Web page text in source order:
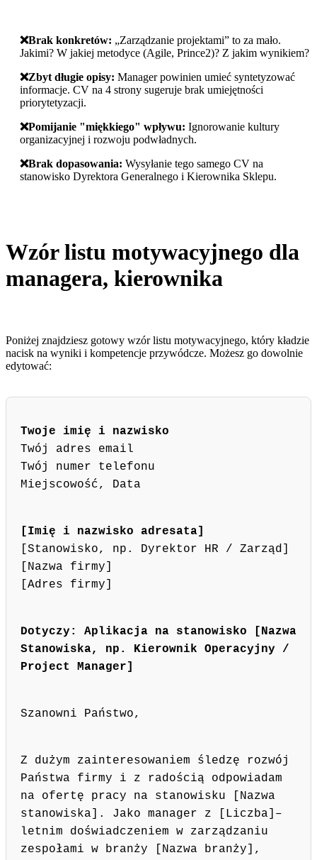
❌️Brak konkretów: „Zarządzanie projektami” to za mało.
Jakimi? W jakiej metodyce (Agile, Prince2)? Z jakim wynikiem?
❌️Zbyt długie opisy: Manager powinien umieć syntetyzować
informacje. CV na 4 strony sugeruje brak umiejętności
priorytetyzacji.
❌️Pomijanie "miękkiego" wpływu: Ignorowanie kultury
organizacyjnej i rozwoju podwładnych.
❌️Brak dopasowania: Wysyłanie tego samego CV na
stanowisko Dyrektora Generalnego i Kierownika Sklepu.
Wzór listu motywacyjnego dla
managera, kierownika
Poniżej znajdziesz gotowy wzór listu motywacyjnego, który kładzie
nacisk na wyniki i kompetencje przywódcze. Możesz go dowolnie
edytować:
Twoje imię i nazwisko
Twój adres email
Twój numer telefonu
Miejscowość, Data
[Imię i nazwisko adresata]
[Stanowisko, np. Dyrektor HR / Zarząd]
[Nazwa firmy]
[Adres firmy]
Dotyczy: Aplikacja na stanowisko [Nazwa
Stanowiska, np. Kierownik Operacyjny /
Project Manager]
Szanowni Państwo,
Z dużym zainteresowaniem śledzę rozwój
Państwa firmy i z radością odpowiadam
na ofertę pracy na stanowisku [Nazwa
stanowiska]. Jako manager z [Liczba]–
letnim doświadczeniem w zarządzaniu
zespołami w branży [Nazwa branży],